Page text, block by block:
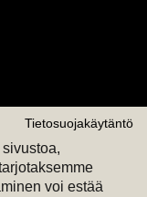
Tietosuojakäytäntö
voi estää
meitä